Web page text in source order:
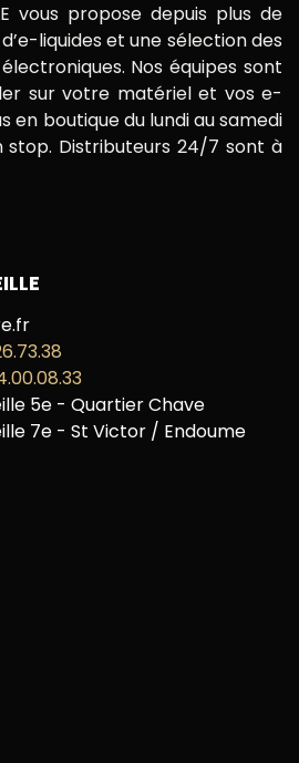
vous propose depuis plus de
liquides et une sélection des
Nos équipes sont
sur votre matériel et vos e-
en boutique du lundi au samedi
stop. Distributeurs 24/7 sont à
5e - Quartier Chave
7e - St Victor / Endoume